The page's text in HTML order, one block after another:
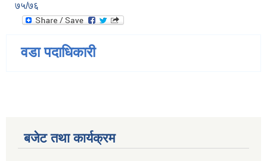
७५/७६
वडा पदाधिकारी
बजेट तथा कार्यक्रम